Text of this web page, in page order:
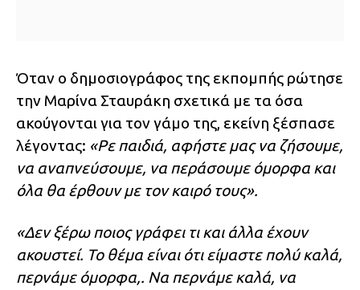
Όταν ο δημοσιογράφος της εκπομπής ρώτησε
την Μαρίνα Σταυράκη σχετικά με τα όσα
ακούγονται για τον γάμο της, εκείνη ξέσπασε
λέγοντας: «Ρε παιδιά, αφήστε μας να ζήσουμε,
να αναπνεύσουμε, να περάσουμε όμορφα και
όλα θα έρθουν με τον καιρό τους».
«Δεν ξέρω ποιος γράφει τι και άλλα έχουν
ακουστεί. Το θέμα είναι ότι είμαστε πολύ καλά,
περνάμε όμορφα,. Να περνάμε καλά, να